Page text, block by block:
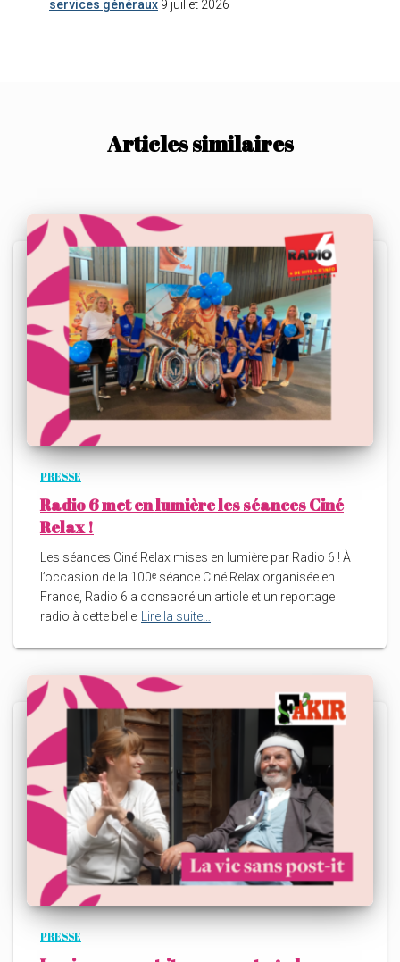
services généraux 9 juillet 2026
Articles similaires
PRESSE
Radio 6 met en lumière les séances Ciné
Relax !
Les séances Ciné Relax mises en lumière par Radio 6 ! À
l’occasion de la 100ᵉ séance Ciné Relax organisée en
France, Radio 6 a consacré un article et un reportage
radio à cette belle
Lire la suite…
PRESSE